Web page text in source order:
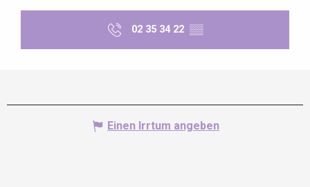
02 35 34 22 ▒▒
Einen Irrtum angeben